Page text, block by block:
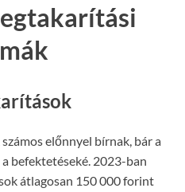
előnnyel bírnak, bár a
befektetéseké. 2023-ban
átlagosan 150 000 forint